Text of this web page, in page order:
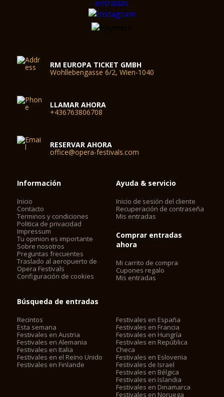
RM EUROPA TICKET GMBH
Wohllebengasse 6/2, Wien-1040
LLAMAR AHORA
+436763806708
RESERVAR AHORA
office@opera-festivals.com
Información
Inicio
Contacto
Terminos y condiciones
Politica de privacidad
Impressum
Tu opinion es importante
Sobre nosotros
Preguntas frecuentes
Traslado al aeropuerto de
Opera Festivals
Configuración de cookies
Ayuda & servicio
Inicio de sesión del cliente
Recuperación de contraseña
Mis entradas
Comprar entradas
ahora
Mi carrito de compra
Cupones regalo
Mis entradas
Búsqueda de entradas
Recintos
Esta semana
Festivales en Austria
Festivales en Alemania
Festivales en Italia
Festivales en el Reino Unido
Festivales en Finlande
Festivales en España
Festivales en Francia
Festivales en Hungría
Festivales en República
Checa
Festivales en Eslovenia
Festivales de Israel
Festivales en Bélgica
Festivales en Islandia
Festivales en Dinamarca
Festivales en Noruega